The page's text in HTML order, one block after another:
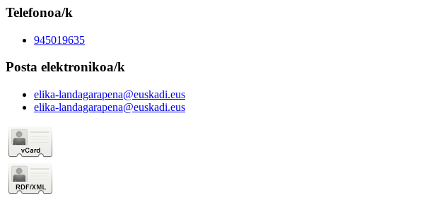
Telefonoa/k
945019635
Posta elektronikoa/k
elika-landagarapena@euskadi.eus
elika-landagarapena@euskadi.eus